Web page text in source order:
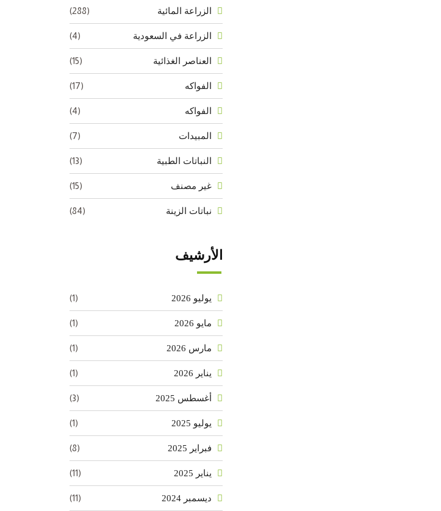
الزراعة المائية (288)
الزراعة في السعودية (4)
العناصر الغذائية (15)
الفواكه (17)
الفواكه (4)
المبيدات (7)
النباتات الطبية (13)
غير مصنف (15)
نباتات الزينة (84)
الأرشيف
يوليو 2026 (1)
مايو 2026 (1)
مارس 2026 (1)
يناير 2026 (1)
أغسطس 2025 (3)
يوليو 2025 (1)
فبراير 2025 (8)
يناير 2025 (11)
ديسمبر 2024 (11)